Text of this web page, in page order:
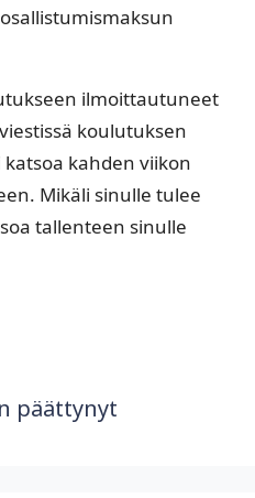
ilmoittautuneet
koulutuksen
kahden viikon
Mikäli sinulle tulee
tallenteen sinulle
päättynyt